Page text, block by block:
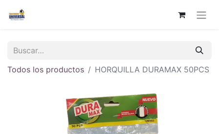
Todos los productos HORQUILLA DURAMAX 50PCS